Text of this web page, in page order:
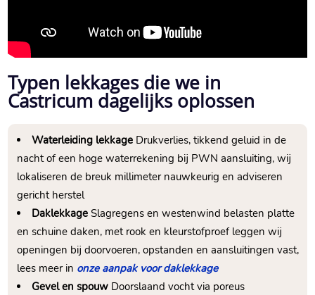
Typen lekkages die we in
Castricum dagelijks oplossen
Waterleiding lekkage Drukverlies, tikkend geluid in de
nacht of een hoge waterrekening bij PWN aansluiting, wij
lokaliseren de breuk millimeter nauwkeurig en adviseren
gericht herstel
Daklekkage Slagregens en westenwind belasten platte
en schuine daken, met rook en kleurstofproef leggen wij
openingen bij doorvoeren, opstanden en aansluitingen vast,
lees meer in onze aanpak voor daklekkage
Gevel en spouw Doorslaand vocht via poreus